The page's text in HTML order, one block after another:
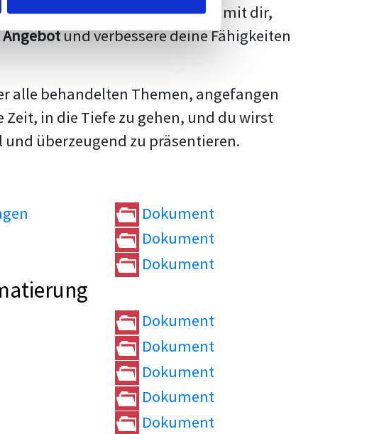
wertvolleTipps und Tricks
mit dir,
und verbessere deine Fähigkeiten
alle behandelten Themen, angefangen
in die Tiefe zu gehen, und du wirst
überzeugend zu präsentieren.
Dokument
Dokument
Dokument
Dokument
Dokument
Dokument
Dokument
Dokument